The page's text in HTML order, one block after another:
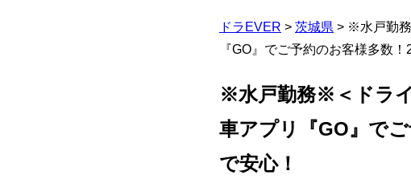
ドラEVER > 茨城県 > ※水戸勤
『GO』でご予約のお客様多数
※水戸勤務※＜ドラ
車アプリ『GO』で
で安心！